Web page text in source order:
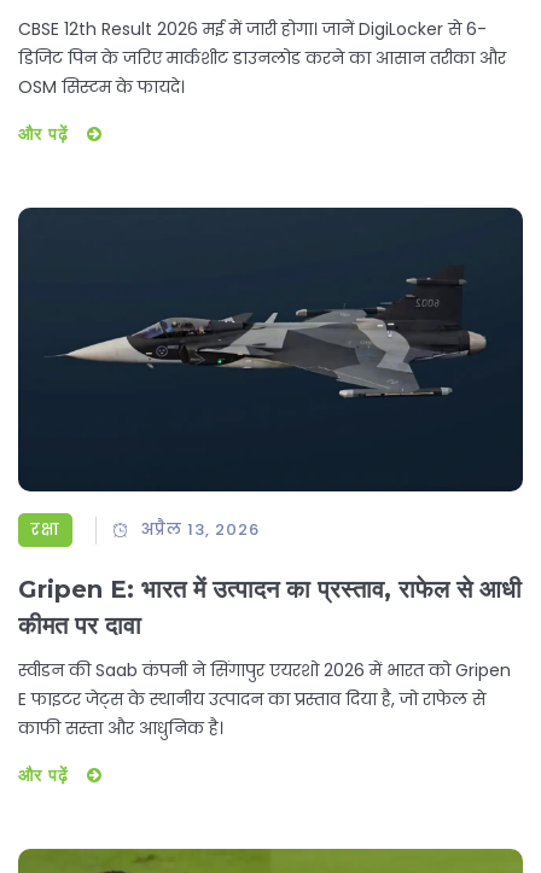
CBSE 12th Result 2026 मई में जारी होगा। जानें DigiLocker से 6-
डिजिट पिन के जरिए मार्कशीट डाउनलोड करने का आसान तरीका और
OSM सिस्टम के फायदे।
और पढ़ें
रक्षा अप्रैल 13, 2026
Gripen E: भारत में उत्पादन का प्रस्ताव, राफेल से आधी
कीमत पर दावा
स्वीडन की Saab कंपनी ने सिंगापुर एयरशो 2026 में भारत को Gripen
E फाइटर जेट्स के स्थानीय उत्पादन का प्रस्ताव दिया है, जो राफेल से
काफी सस्ता और आधुनिक है।
और पढ़ें